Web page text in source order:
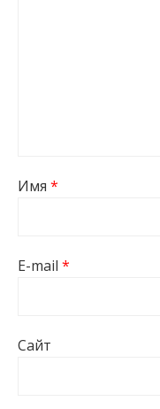
Имя *
E-mail *
Сайт